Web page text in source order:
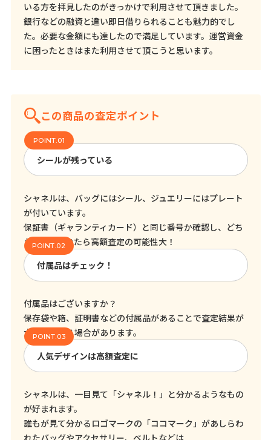
いる方を拝見したのがきっかけで利用させて頂きました。
銀行などの融資と違い即日借りられることも魅力的でし
た。必要な金額にも達したので満足しています。運営資金
に困ったときはまた利用させて頂こうと思います。
この商品の査定ポイント
シールが残っている
シャネルは、バッグにはシール、ジュエリーにはプレート
が付いています。
保証書（ギャランティカード）と同じ番号か確認し、どち
らも残っていたら高額査定の可能性大！
付属品はチェック！
付属品はございますか？
保存袋や箱、証明書などの付属品があることで査定結果が
大きく変わる場合があります。
人気デザインは高額査定に
シャネルは、一目見て「シャネル！」と分かるようなもの
が好まれます。
誰もが見て分かるロゴマークの「ココマーク」があしらわ
れたバッグやアクセサリー、ベルトなどは